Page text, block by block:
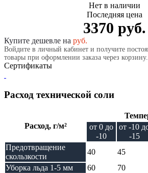
Нет в наличии
Последняя цена
3370 руб.
Купите дешевле на руб.
Войдите в личный кабинет и получите
товары при оформлении заказа через корзину.
Сертификаты
Расход технической соли
Расход, г/м²
от 0 до
-10
от -10
-15
Предотвращение
скользкости
40 45
Уборка льда 1-5 мм
60 70